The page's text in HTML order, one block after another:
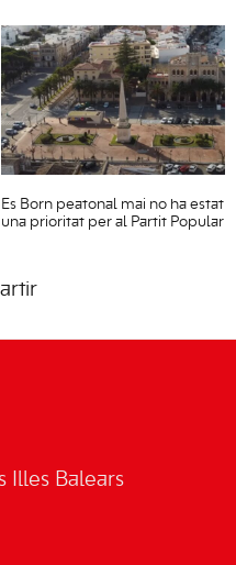
Es Born peatonal mai no ha estat
una prioritat per al Partit Popular
Illes Balears